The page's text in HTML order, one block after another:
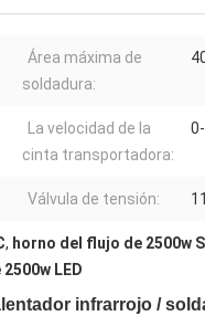
Área máxima de
soldadura:
La velocidad de la
cinta transportadora:
Válvula de tensión:
, horno del flujo de 2500w
LED
infrarrojo /